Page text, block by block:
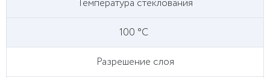
Температура стеклования
100 °C
Разрешение слоя